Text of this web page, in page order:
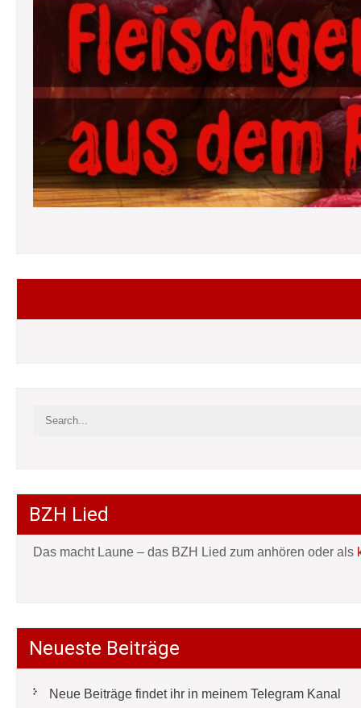
BZH Lied
Das macht Laune – das BZH Lied zum anhören oder als
Neueste Beiträge
Neue Beiträge findet ihr in meinem Telegram Kanal